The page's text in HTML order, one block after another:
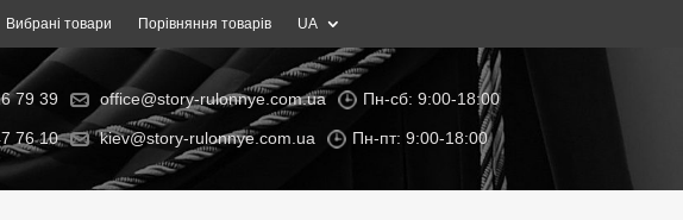
Вибрані товари Порівняння товарів UA
79 39 office@story-rulonnye.com.ua Пн-сб: 9:00-18:00
76 10 kiev@story-rulonnye.com.ua Пн-пт: 9:00-18:00